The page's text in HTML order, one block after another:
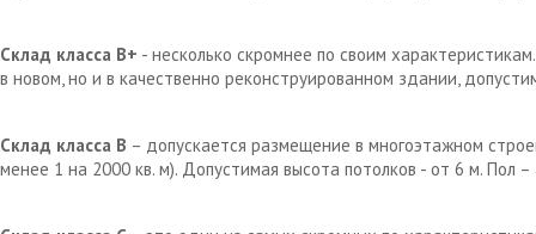
Склад класса В+ - несколько скромнее по своим
в новом, но и в качественно реконструированном здании,
Склад класса В – допускается размещение в многоэтажном
менее 1 на 2000 кв. м). Допустимая высота потолков - от 6 м. Пол